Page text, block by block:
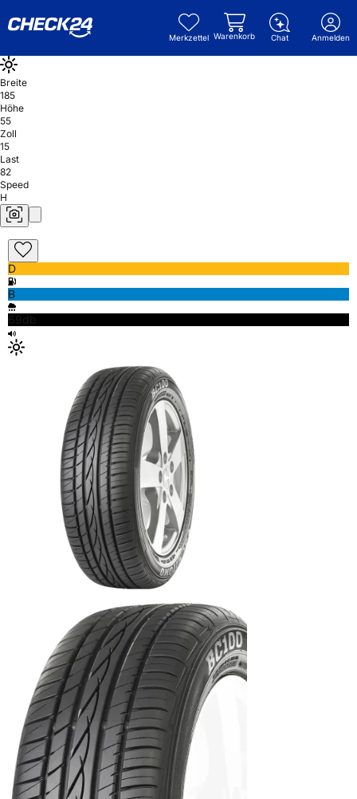
Merkzettel Warenkorb Chat Anmelden
Breite
185
Höhe
55
Zoll
15
Last
82
Speed
H
D
B
69db